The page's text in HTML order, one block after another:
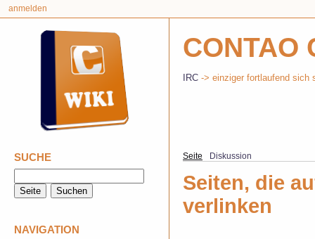
Seiten, die
verlinken
Seite Diskussion
anmelden
CONTAO
IRC -> einziger fortlaufend sich
SUCHE
NAVIGATION